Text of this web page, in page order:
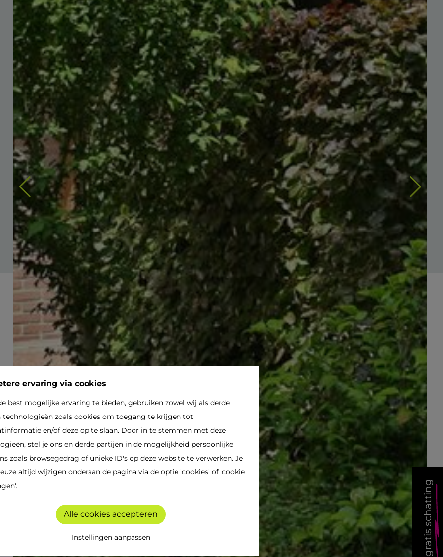
ervaring via cookies
best mogelijke ervaring te bieden, gebruiken zowel wij als derde
technologieën zoals cookies om toegang te krijgen tot
en/of deze op te slaan. Door in te stemmen met deze
stel je ons en derde partijen in de mogelijkheid persoonlijke
zoals browsegedrag of unieke ID's op deze website te verwerken. Je
altijd wijzigen onderaan de pagina via de optie 'cookies' of 'cookie
Alle cookies accepteren
Instellingen aanpassen gratis schatting